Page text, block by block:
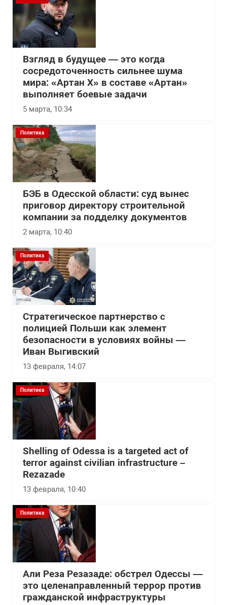
Взгляд в будущее — это когда
сосредоточенность сильнее шума
мира: «Артан Х» в составе «Артан»
выполняет боевые задачи
5 марта, 10:34
Политика
БЭБ в Одесской области: суд вынес
приговор директору строительной
компании за подделку документов
2 марта, 10:40
Политика
Стратегическое партнерство с
полицией Польши как элемент
безопасности в условиях войны —
Иван Выгивский
13 февраля, 14:07
Политика
Shelling of Odessa is a targeted act of
terror against civilian infrastructure –
Rezazade
13 февраля, 10:40
Политика
Али Реза Резазаде: обстрел Одессы —
это целенаправленный террор против
гражданской инфраструктуры